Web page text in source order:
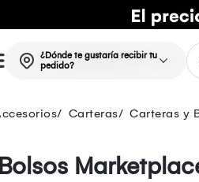
¿Dónde te gustaría recibir tu
pedido?
Carteras Carteras y